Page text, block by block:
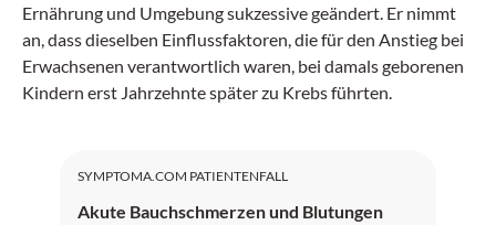
Ernährung und Umgebung sukzessive geändert. Er nimmt
an, dass dieselben Einflussfaktoren, die für den Anstieg bei
Erwachsenen verantwortlich waren, bei damals geborenen
Kindern erst Jahrzehnte später zu Krebs führten.
SYMPTOMA.COM PATIENTENFALL
Akute Bauchschmerzen und Blutungen